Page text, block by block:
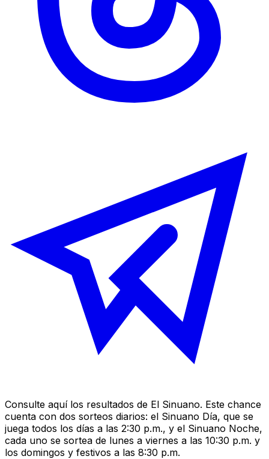
Consulte aquí los resultados de El Sinuano. Este chance
cuenta con dos sorteos diarios: el Sinuano Día, que se
juega todos los días a las 2:30 p.m., y el Sinuano Noche,
cada uno se sortea de lunes a viernes a las 10:30 p.m. y
los domingos y festivos a las 8:30 p.m.